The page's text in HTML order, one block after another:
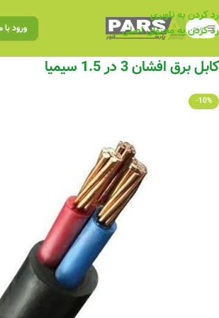
رد کردن به ناوبری
رد کردن به محتوای اصلی
منو ورود با موبایل
کابل برق افشان 3 در 1.5 سیمیا
-10%